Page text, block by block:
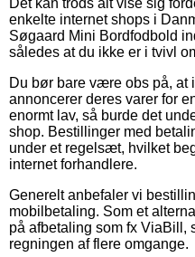
enkelte internet shops i
Søgaard Mini Bordfodbold
således at du ikke er i tvivl
Du bør bare være obs på,
annoncerer deres varer for
enormt lav, så burde det
shop. Bestillinger med
under et regelsæt, hvilket
internet forhandlere.
Generelt anbefaler vi
mobilbetaling. Som et
på afbetaling som fx ViaBill,
regningen af flere omgange.